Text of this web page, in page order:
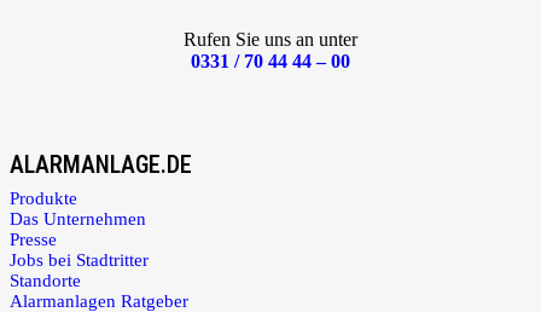
Rufen Sie uns an unter
0331 / 70 44 44 – 00
ALARMANLAGE.DE
Produkte
Das Unternehmen
Presse
Jobs bei Stadtritter
Standorte
Alarmanlagen Ratgeber